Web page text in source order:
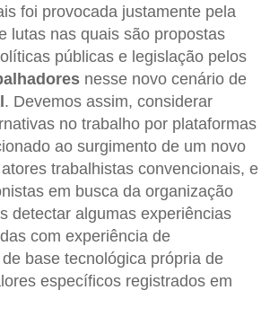
foi provocada justamente pela
lutas nas quais são propostas
públicas e legislação pelos
nesse novo cenário de
. Devemos assim, considerar
no trabalho por plataformas
ao surgimento de um novo
trabalhistas convencionais, e
em busca da organização
detectar algumas experiências
com experiência de
base tecnológica própria de
específicos registrados em